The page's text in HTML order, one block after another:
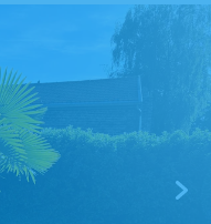
ne peut être réservée.